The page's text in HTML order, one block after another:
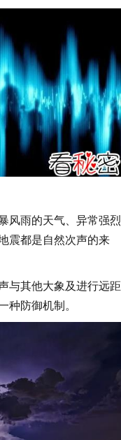
风雨的天气、异常强烈
震都是自然次声的来
与其他大象及进行远距
防御机制。